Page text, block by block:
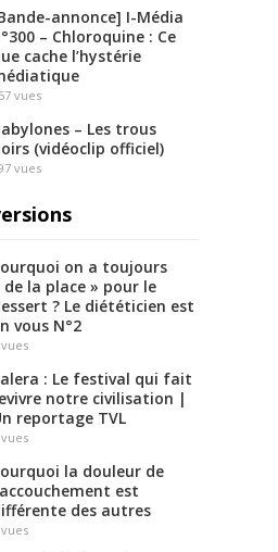
annonce] I-Média
– Chloroquine : Ce
cache l’hystérie
vues
– Les trous
(vidéoclip officiel)
vues
on a toujours
de la place » pour le
? Le diététicien est
vous N°2
vues
: Le festival qui fait
notre civilisation |
reportage TVL
vues
la douleur de
est
des autres
vues